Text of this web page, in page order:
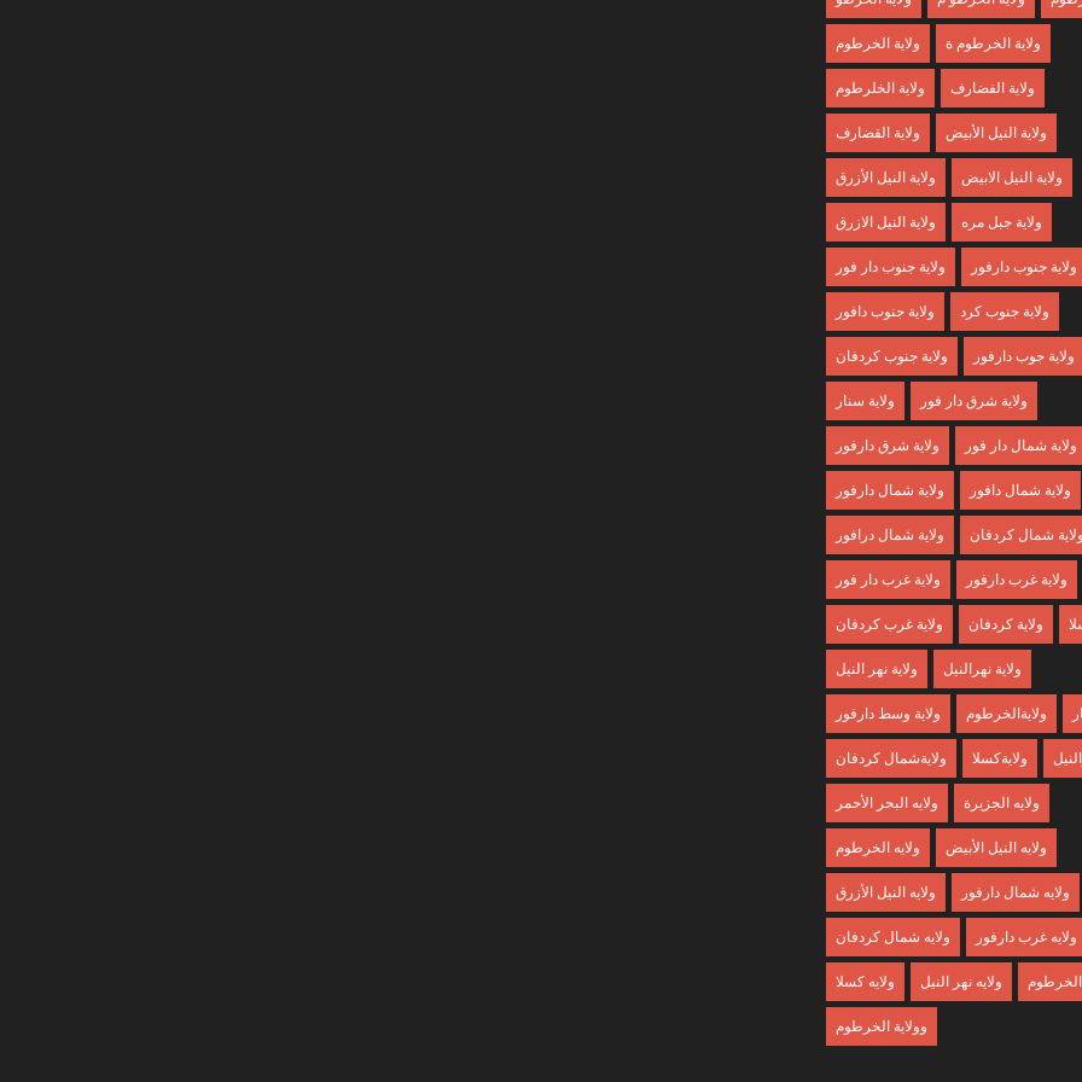
ولاية الخرطوم ولاية الخرطوم ة
ولاية الخلرطوم ولاية الفضارف
ولاية القضارف ولاية النيل الأبيض
ولاية النيل الأزرق ولاية النيل الابيض
ولاية النيل الازرق ولاية جبل مره
ولاية جنوب دار فور ولاية جنوب دارفور
ولاية جنوب دافور ولاية جنوب كرد
ولاية جنوب كردفان ولاية جوب دارفور
ولاية سنار ولاية شرق دار فور
ولاية شرق دارفور ولاية شمال دار فور
ولاية شمال دارفور ولاية شمال دافور
ولاية شمال درافور شمال كردفان
ولاية غرب دار فور ولاية غرب دارفور
ولاية غرب كردفان ولاية كردفان
ولاية نهر النيل ولاية نهرالنيل
ولاية وسط دارفور ولايةالخرطوم
ولايةشمال كردفان ولايةكسلا
ولايه البحر الأحمر ولايه الجزيرة
ولايه الخرطوم ولايه النيل الأبيض
ولايه النيل الأزرق ولايه شمال دارفور
ولايه شمال كردفان ولايه غرب دارفور
ولايه كسلا ولايه نهر النيل الخرطوم
وولاية الخرطوم